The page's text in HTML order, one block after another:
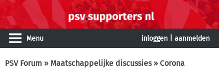
Menu inloggen aanmelden
PSV Forum » Maatschappelijke discussies» Corona